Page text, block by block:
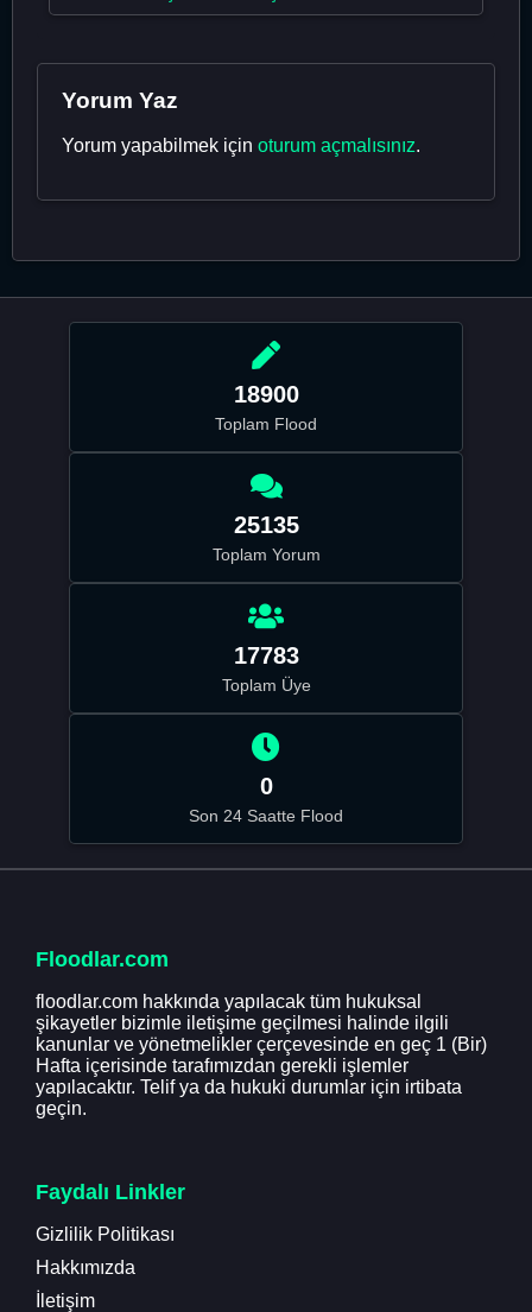
Yorum Yaz
Yorum yapabilmek için oturum açmalısınız.
18900
Toplam Flood
25135
Toplam Yorum
17783
Toplam Üye
0
Son 24 Saatte Flood
Floodlar.com
floodlar.com hakkında yapılacak tüm hukuksal
şikayetler bizimle iletişime geçilmesi halinde ilgili
kanunlar ve yönetmelikler çerçevesinde en geç 1 (Bir)
Hafta içerisinde tarafımızdan gerekli işlemler
yapılacaktır. Telif ya da hukuki durumlar için irtibata
geçin.
Faydalı Linkler
Gizlilik Politikası
Hakkımızda
İletişim